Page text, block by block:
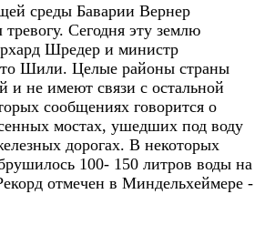
среды Баварии Вернер
Сегодня эту землю
Шредер и министр
Шили. Целые районы страны
и не имеют связи с остальной
сообщениях говорится о
мостах, ушедших под воду
дорогах. В некоторых
100- 150 литров воды на
отмечен в Миндельхеймере -